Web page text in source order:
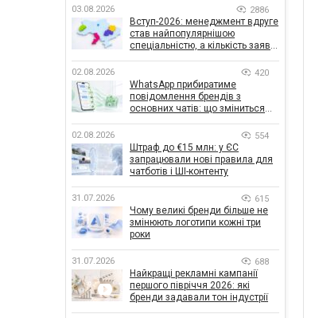
03.08.2026 2886
Вступ-2026: менеджмент вдруге
став найпопулярнішою
спеціальністю, а кількість заяв
02.08.2026 420
WhatsApp прибиратиме
повідомлення брендів з
основних чатів: що зміниться
02.08.2026 554
Штраф до €15 млн: у ЄС
запрацювали нові правила для
чатботів і ШІ-контенту
31.07.2026 615
Чому великі бренди більше не
змінюють логотипи кожні три
роки
31.07.2026 688
Найкращі рекламні кампанії
першого півріччя 2026: які
бренди задавали тон індустрії